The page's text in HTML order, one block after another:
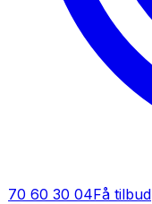
70 60 30 04Få tilbud